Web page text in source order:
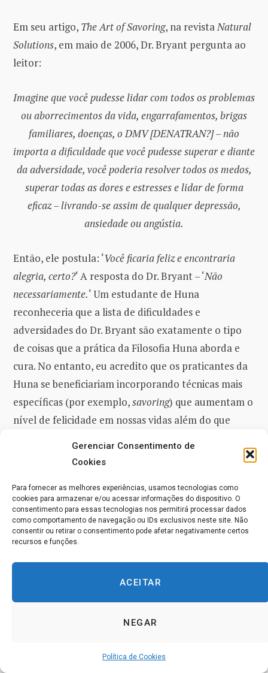
Gerenciar Consentimento de
Cookies
Para fornecer as melhores experiências, usamos tecnologias como
cookies para armazenar e/ou acessar informações do dispositivo. O
consentimento para essas tecnologias nos permitirá processar dados
como comportamento de navegação ou IDs exclusivos neste site. Não
consentir ou retirar o consentimento pode afetar negativamente certos
recursos e funções.
ACEITAR
NEGAR
Política de Cookies
Em seu artigo, The Art of Savoring, na revistaNatural
Solutions, em maio de 2006, Dr. Bryant pergunta ao
leitor:
Imagine que você pudesse lidar com todos os problemas
ou aborrecimentos da vida, engarrafamentos, brigas
familiares, doenças, o DMV [DENATRAN?] – não
importa a dificuldade que você pudesse superar e diante
da adversidade, você poderia resolver todos os medos,
superar todas as dores e estresses e lidar de forma
eficaz – livrando-se assim de qualquer depressão,
ansiedade ou angústia.
Então, ele postula: ‘Você ficaria feliz e encontraria
alegria, certo?‘ A resposta do Dr. Bryant – ‘Não
necessariamente.‘ Um estudante de Huna
reconheceria que a lista de dificuldades e
adversidades do Dr. Bryant são exatamente o tipo
de coisas que a prática da Filosofia Huna aborda e
cura. No entanto, eu acredito que os praticantes da
Huna se beneficiariam incorporando técnicas mais
específicas (por exemplo,savoring) que aumentam o
nível de felicidade em nossas vidas além do que
adversidades.
De acordo com pesquisas psicológicas, ser capaz de
lidar com eventos negativos tem pouco a ver com
ser capaz de encontrar alegria em eventos positivos.
Em outras palavras, só porque você não está para
baixo não significa que você está para cima. E só
porque coisas boas acontecem não significa
necessariamente que você as desfrute ou aprecie.
Em vez disso, encontrar alegria é uma arte e uma